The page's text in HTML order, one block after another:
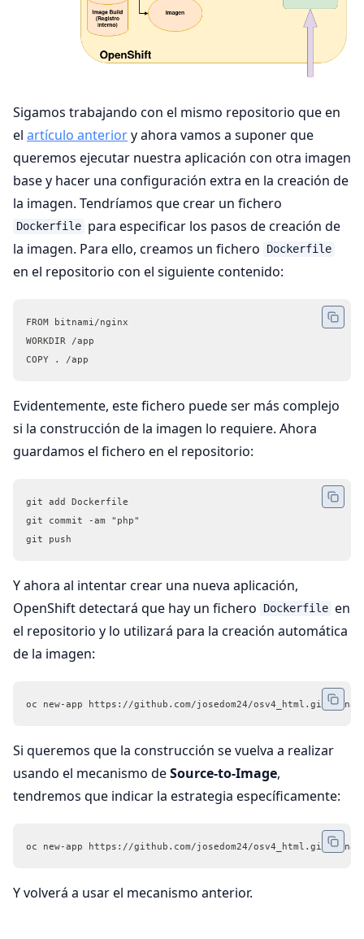
Sigamos trabajando con el mismo repositorio que en
el artículo anteriory ahora vamos a suponer que
queremos ejecutar nuestra aplicación con otra imagen
base y hacer una configuración extra en la creación de
la imagen. Tendríamos que crear un fichero
Dockerfile para especificar los pasos de creación de
la imagen. Para ello, creamos un fichero
Dockerfile
en el repositorio con el siguiente contenido:
FROM bitnami/nginx
WORKDIR /app
COPY . /app
Evidentemente, este fichero puede ser más complejo
si la construcción de la imagen lo requiere. Ahora
guardamos el fichero en el repositorio:
git add Dockerfile
git commit -am "php"
git push
Y ahora al intentar crear una nueva aplicación,
OpenShift detectará que hay un fichero
Dockerfile en
el repositorio y lo utilizará para la creación automática
de la imagen:
oc new-app https://github.com/josedom24/osv4_html.git --
Si queremos que la construcción se vuelva a realizar
usando el mecanismo deSource-to-Image,
tendremos que indicar la estrategia específicamente:
oc new-app https://github.com/josedom24/osv4_html.git --
Y volverá a usar el mecanismo anterior.